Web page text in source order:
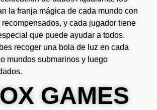
la franja mágica de cada mundo con
y cada jugador tiene
que puede ayudar a todos.
recoger una bola de luz en cada
mundos submarinos y luego
GAMES